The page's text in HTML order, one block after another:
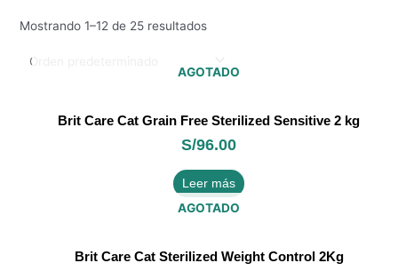
Mostrando 1–12 de 25 resultados
AGOTADO
Brit Care Cat Grain Free Sterilized Sensitive 2 kg
S/96.00
Leer más
AGOTADO
Brit Care Cat Sterilized Weight Control 2Kg